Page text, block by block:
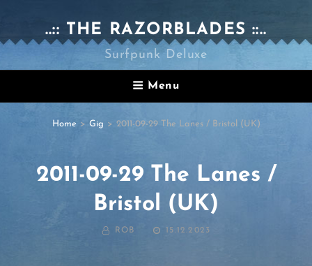
..:: THE RAZORBLADES ::..
Surfpunk Deluxe
Menu
Home > Gig > 2011-09-29 The Lanes / Bristol (UK)
2011-09-29 The Lanes /
Bristol (UK)
BY ROB
POSTED
15.12.2023